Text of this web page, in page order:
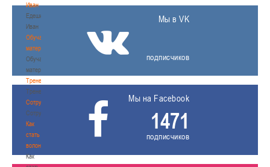
Иван
Едешко
Иван
Обучающие
материалы
Обучающие
материалы
Тренерам
Тренерам
Сотрудничество
Сотрудничество
Как
стать
волонтером
Как
Мы в VK
подписчиков
Мы на Facebook
1471
подписчиков